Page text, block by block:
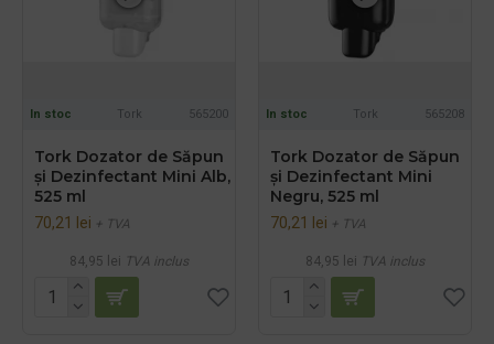
In stoc Tork 565200
Tork Dozator de Săpun
și Dezinfectant Mini Alb,
525 ml
70,21 lei + TVA
84,95 lei TVA inclus
In stoc Tork 565208
Tork Dozator de Săpun
și Dezinfectant Mini
Negru, 525 ml
70,21 lei + TVA
84,95 lei TVA inclus